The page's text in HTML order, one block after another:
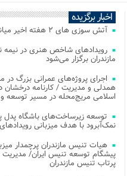
اخبار برگزیده
آتش‌ سوزی‌ های ۲ هفته اخیر میانکاله عمدی بود
مازندران برگزار می‌شود
اجرای پروژه‌های عمرانی بزرگ در
همدلی و مدیریت / کارنامه درخشان
اسلامی مریج‌محله در مسیر توسعه و
توسعه زیرساخت‌های باشگاه پدل
نمک‌آبرود با هدف میزبانی
هیات تنیس مازندران پرچمدار
پیشگام توسعه تنیس ایران/
پرتاب تنیس مازندران